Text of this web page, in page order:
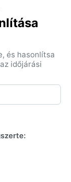
és hasonlítsa
időjárási